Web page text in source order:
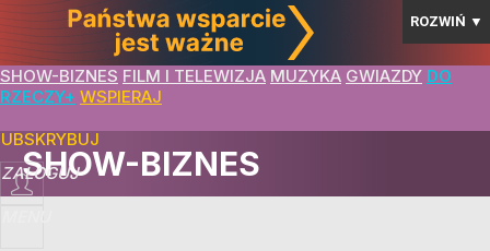
ROZWIŃ ▼
SHOW-BIZNES FILM I TELEWIZJA MUZYKA GWIAZDY DO
RZECZY+ WSPIERAJ
ZALOGUJ
SHOW-BIZNES